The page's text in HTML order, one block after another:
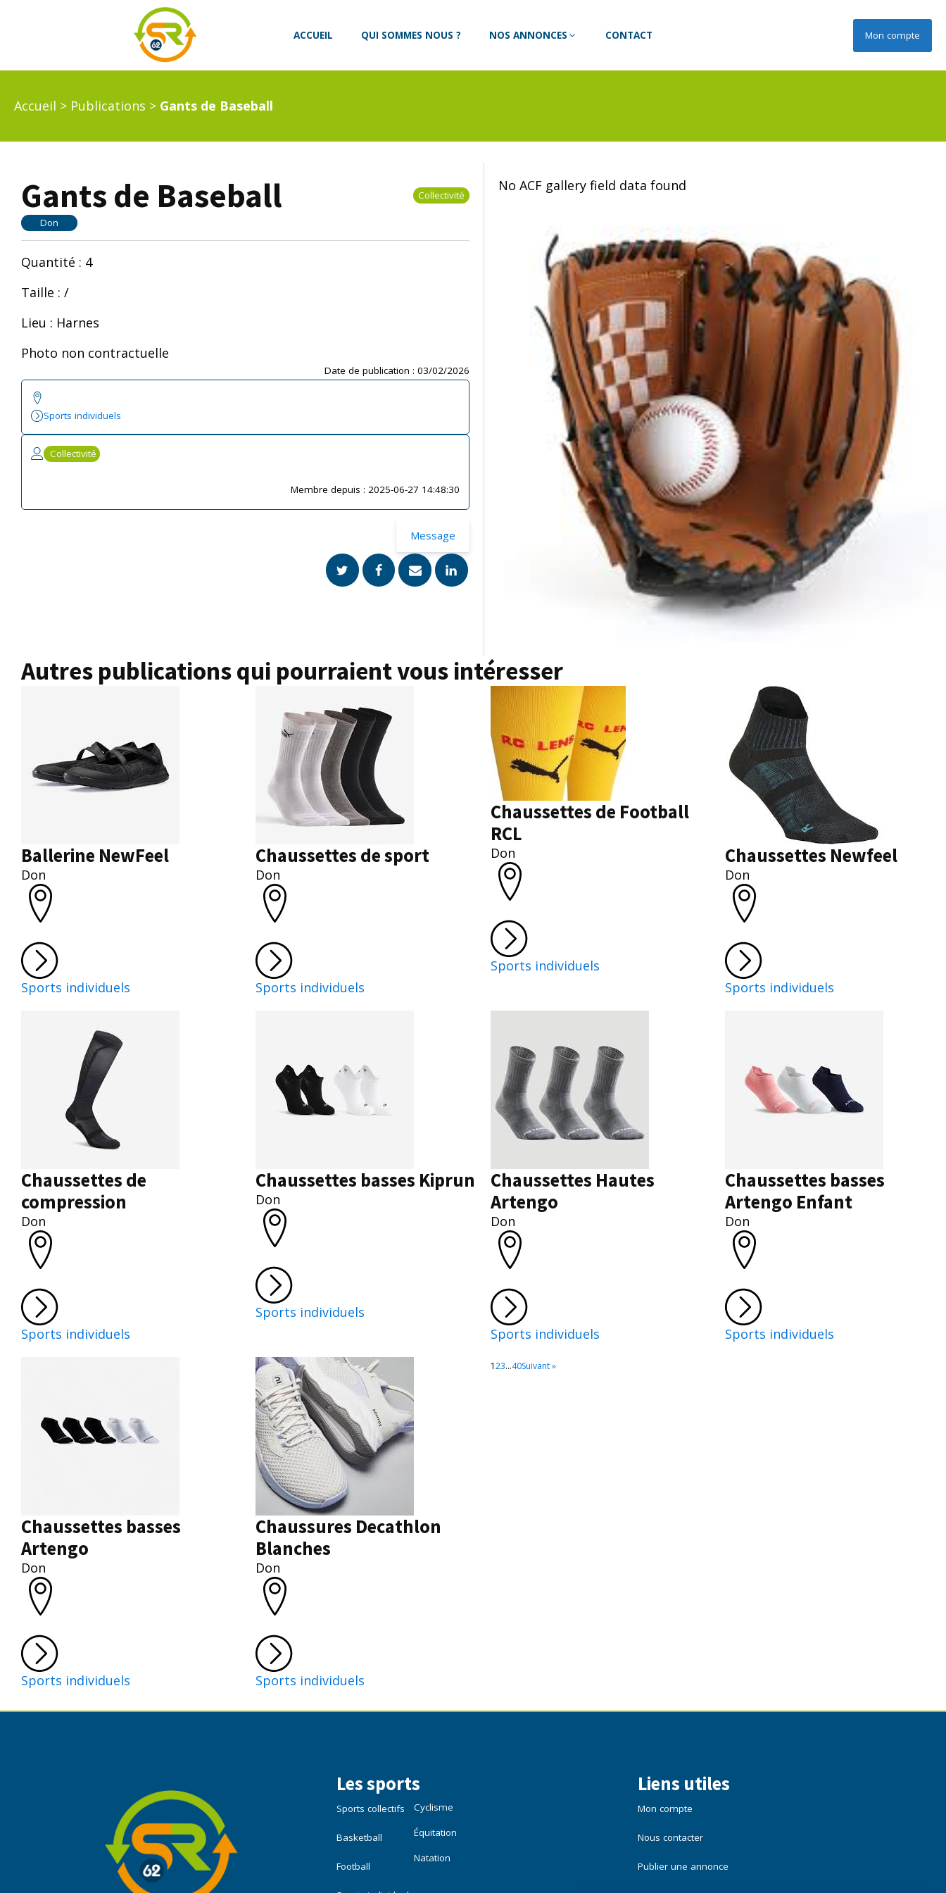
ACCUEIL QUI SOMMES NOUS ? NOS ANNONCES CONTACT Mon compte
Accueil > Publications > Gants de Baseball
Gants de Baseball Collectivité
Don
Quantité : 4
Taille : /
Lieu : Harnes
Photo non contractuelle
Date de publication : 03/02/2026
Sports individuels
Collectivité
Membre depuis : 2025-06-27 14:48:30
Message
No ACF gallery field data found
Autres publications qui pourraient vous intéresser
Ballerine NewFeel
Don
Sports individuels
Chaussettes de sport
Don
Sports individuels
Chaussettes de Football
RCL
Don
Sports individuels
Chaussettes Newfeel
Don
Sports individuels
Chaussettes de
compression
Don
Sports individuels
Chaussettes basses Kiprun
Don
Sports individuels
Chaussettes Hautes
Artengo
Don
Sports individuels
Chaussettes basses
Artengo Enfant
Don
Sports individuels
Chaussettes basses
Artengo
Don
Sports individuels
Chaussures Decathlon
Blanches
Don
Sports individuels
123…40Suivant »
Les sports
Sports collectifs
Basketball
Football
Cyclisme
Équitation
Natation
Liens utiles
Mon compte
Nous contacter
Publier une annonce